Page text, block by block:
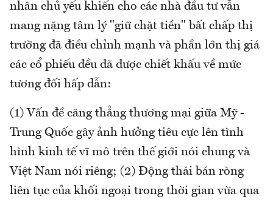
nhân chủ yếu khiến cho các nhà đầu tư vẫn
mang nặng tâm lý "giữ chặt tiền" bất chấp thị
trường đã điều chỉnh mạnh và phần lớn thị giá
các cổ phiếu đều đã được chiết khấu về mức
tương đối hấp dẫn:
(1) Vấn đề căng thẳng thương mại giữa Mỹ -
Trung Quốc gây ảnh hưởng tiêu cực lên tình
hình kinh tế vĩ mô trên thế giới nói chung và
Việt Nam nói riêng; (2) Động thái bán ròng
liên tục của khối ngoại trong thời gian vừa qua